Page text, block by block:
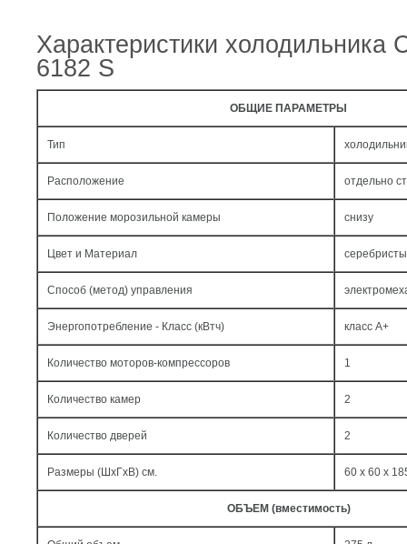
Характеристики холодильника
6182 S
ОБЩИЕ ПАРАМЕТРЫ
Тип
Расположение отдельно
Положение морозильной камеры снизу
Цвет и Материал
Способ (метод) управления
Энергопотребление - Класс (кВтч) класс A+
Количество моторов-компрессоров 1
Количество камер 2
Количество дверей 2
Размеры (ШxГxВ) см. 60 x 60 x
ОБЪЕМ (вместимость)